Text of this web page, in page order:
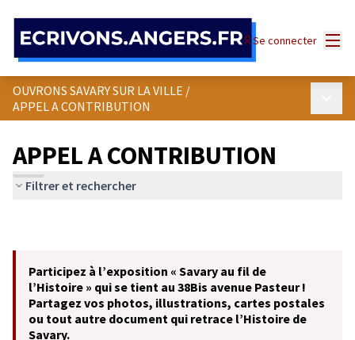
Se connecter
OUVRONS SAVARY SUR LA VILLE /
APPEL A CONTRIBUTION
APPEL A CONTRIBUTION
Filtrer et rechercher
Participez à l’exposition « Savary au fil de
l’Histoire » qui se tient au 38Bis avenue Pasteur !
Partagez vos photos, illustrations, cartes postales
ou tout autre document qui retrace l’Histoire de
Savary.